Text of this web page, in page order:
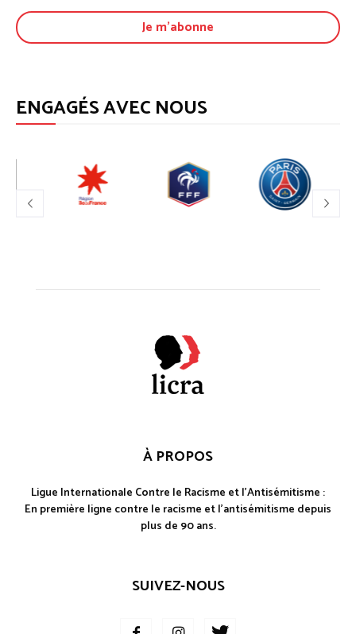
ENGAGÉS AVEC NOUS
À PROPOS
Ligue Internationale Contre le Racisme et l'Antisémitisme :
En première ligne contre le racisme et l'antisémitisme depuis
plus de 90 ans.
SUIVEZ-NOUS